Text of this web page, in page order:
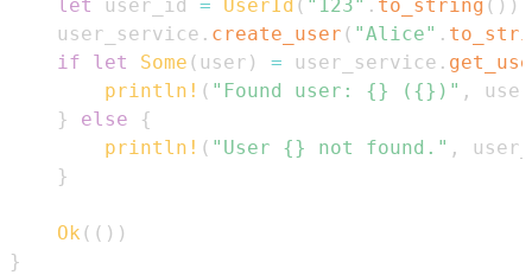
let
user_id = UserId ( "123" . to_string ( ) )
    user_service
. create_user ( "Alice" .
if
let Some ( user ) = user_service .
println! ( "Found user: {} ({})" ,
user
}
else
{
println! ( "User {} not found." ,
}
Ok ( ( ) )
}